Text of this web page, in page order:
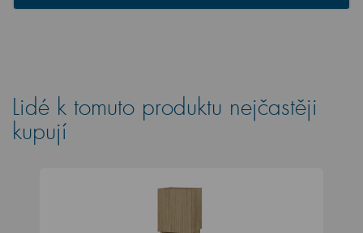
Lidé k tomuto produktu nejčastěji
kupují